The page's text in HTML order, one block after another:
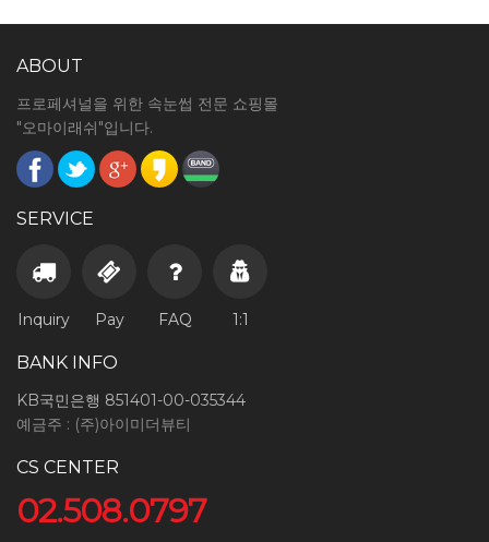
ABOUT
프로페셔널을 위한 속눈썹 전문 쇼핑몰
"오마이래쉬"입니다.
SERVICE
Inquiry Pay FAQ 1:1
BANK INFO
KB국민은행 851401-00-035344
예금주 : (주)아이미더뷰티
CS CENTER
02.508.0797